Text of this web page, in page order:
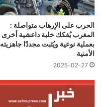
الحرب على الإرهاب متواصلة :
المغرب يُفكك خلية داعشية أخرى
بعملية نوعية ويُثبت مجددًا جاهزيته
الأمنية
2025-02-27